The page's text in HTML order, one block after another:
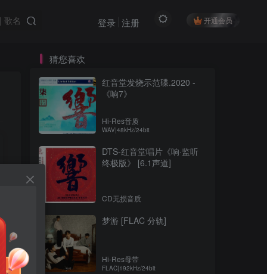
开通会员
登录 注册
猜您喜欢
红音堂发烧示范碟.2020 -
《响7》
Hi-Res音质
WAV|48kHz/24bit
DTS-红音堂唱片《响·监听
终极版》 [6.1声道]
CD无损音质
梦游 [FLAC 分轨]
Hi-Res母带
FLAC|192kHz/24bit